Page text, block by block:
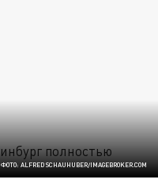
ФОТО: ALFRED SCHAUHUBER/IMAGEBROKER.COM